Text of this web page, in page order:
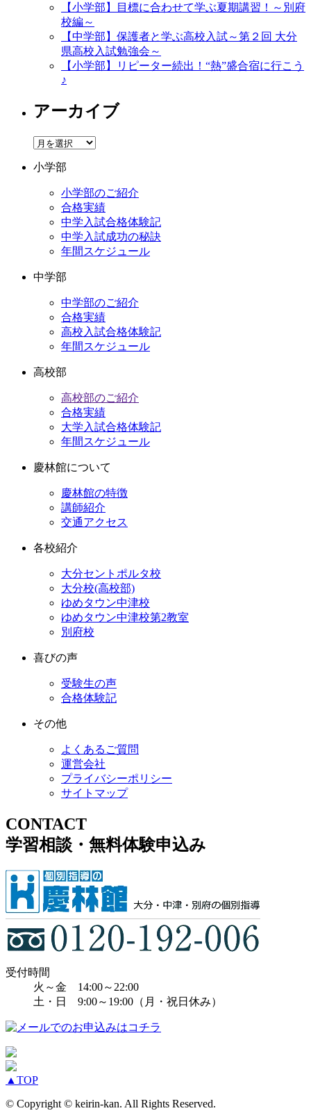
【小学部】目標に合わせて学ぶ夏期講習！～別府
校編～
【中学部】保護者と学ぶ高校入試～第２回 大分
県高校入試勉強会～
【小学部】リピーター続出！“熱”盛合宿に行こう
♪
アーカイブ
ア
カ
小学部
小学部のご紹介
合格実績
中学入試合格体験記
中学入試成功の秘訣
年間スケジュール
中学部
中学部のご紹介
合格実績
高校入試合格体験記
年間スケジュール
高校部
高校部のご紹介
合格実績
大学入試合格体験記
年間スケジュール
慶林館について
慶林館の特徴
講師紹介
交通アクセス
各校紹介
大分セントポルタ校
大分校(高校部)
ゆめタウン中津校
ゆめタウン中津校第2教室
別府校
喜びの声
受験生の声
合格体験記
その他
よくあるご質問
運営会社
プライバシーポリシー
サイトマップ
CONTACT
学習相談・無料体験申込み
受付時間
火～金 14:00～22:00
土・日 9:00～19:00（月・祝日休み）
▲ TOP
© Copyright © keirin-kan. All Rights Reserved.